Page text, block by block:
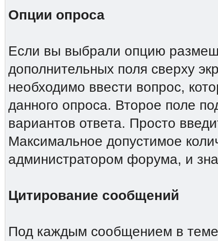
Опции опроса
Если вы выбрали опцию
дополнительных поля сверху
необходимо ввести вопрос,
данного опроса. Второе поле
вариантов ответа. Просто
Максимальное допустимое
администратором форума, и
Цитирование сообщений
Под каждым сообщением в